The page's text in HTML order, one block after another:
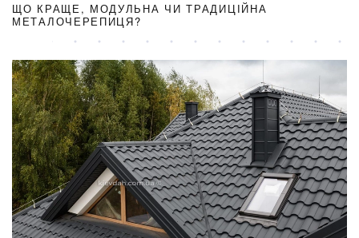
ЩО КРАЩЕ, МОДУЛЬНА ЧИ ТРАДИЦІЙНА
МЕТАЛОЧЕРЕПИЦЯ?